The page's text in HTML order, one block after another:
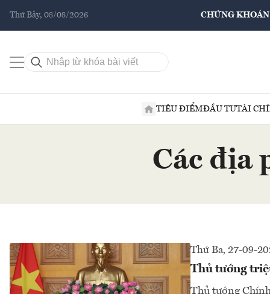
Thứ Bảy, 08/08/2026 CHỨNG KHOÁN
TIÊU ĐIỂMĐẦU TƯTÀI
Các địa
Thứ Ba, 27-09-
Thủ tướng
Thủ tướng